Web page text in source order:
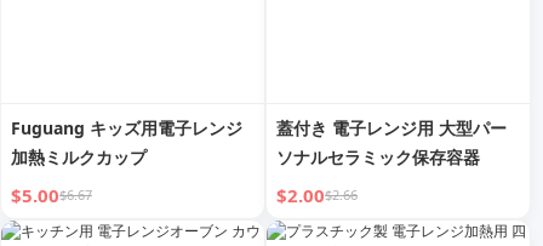
Fuguang キッズ用電子レンジ
加熱ミルクカップ
$5.00$6.67
蓋付き 電子レンジ用 大型パー
ソナルセラミック保存容器
$2.00$2.66